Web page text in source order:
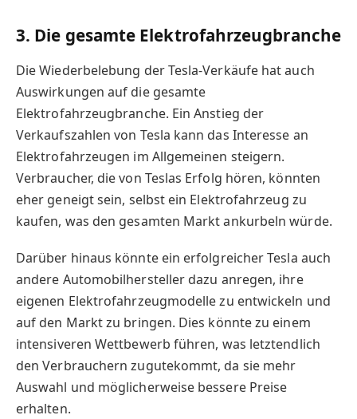
3. Die gesamte Elektrofahrzeugbranche
Die Wiederbelebung der Tesla-Verkäufe hat auch
Auswirkungen auf die gesamte
Elektrofahrzeugbranche. Ein Anstieg der
Verkaufszahlen von Tesla kann das Interesse an
Elektrofahrzeugen im Allgemeinen steigern.
Verbraucher, die von Teslas Erfolg hören, könnten
eher geneigt sein, selbst ein Elektrofahrzeug zu
kaufen, was den gesamten Markt ankurbeln würde.
Darüber hinaus könnte ein erfolgreicher Tesla auch
andere Automobilhersteller dazu anregen, ihre
eigenen Elektrofahrzeugmodelle zu entwickeln und
auf den Markt zu bringen. Dies könnte zu einem
intensiveren Wettbewerb führen, was letztendlich
den Verbrauchern zugutekommt, da sie mehr
Auswahl und möglicherweise bessere Preise
erhalten.